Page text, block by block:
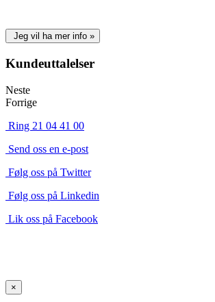
Jeg vil ha mer info »
Kundeuttalelser
Neste
Forrige
Ring 21 04 41 00
Send oss en e-post
Følg oss på Twitter
Følg oss på Linkedin
Lik oss på Facebook
×